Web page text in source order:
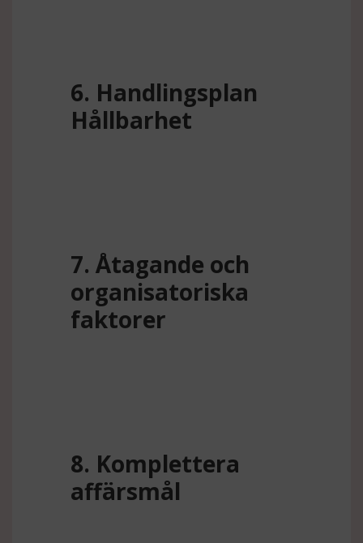
6. Handlingsplan
Hållbarhet
7. Åtagande och
organisatoriska
faktorer
8. Komplettera
affärsmål